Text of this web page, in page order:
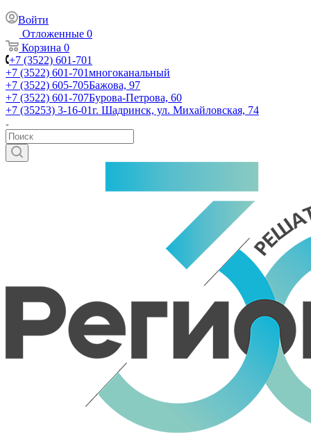
Войти
Отложенные 0
Корзина 0
+7 (3522) 601-701
+7 (3522) 601-701многоканальный
+7 (3522) 605-705Бажова, 97
+7 (3522) 601-707Бурова-Петрова, 60
+7 (35253) 3-16-01г. Шадринск, ул. Михайловская, 74